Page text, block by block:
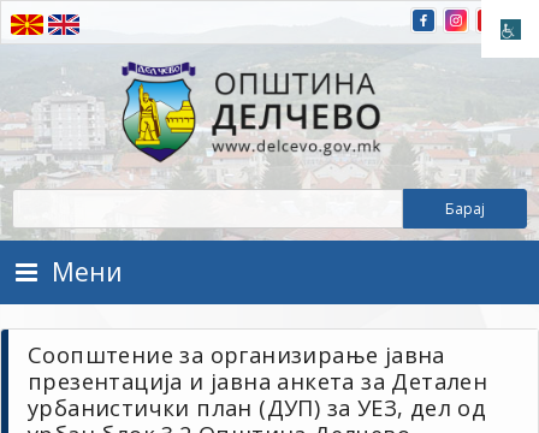
Прескокнете на содржината
Општина Делчево
Општина Делчево
Мени
Соопштение за организирање јавна
презентација и јавна анкета за Детален
урбанистички план (ДУП) за УЕЗ, дел од